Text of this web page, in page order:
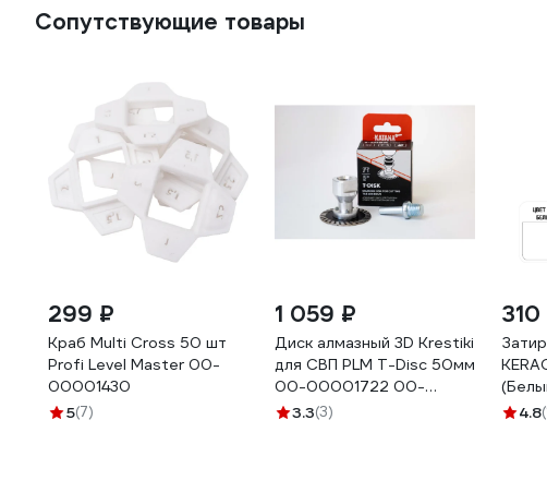
Сопутствующие товары
299 ₽
Краб Multi Cross 50 шт
Profi Level Master 00-
00001430
5(7)
1 059 ₽
Диск алмазный 3D Krestiki
для СВП PLM T-Disc 50мм
00-00001722 00-
00001837
3.3(3)
310
4.8